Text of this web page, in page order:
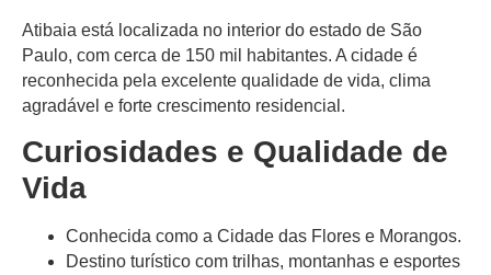
Atibaia está localizada no interior do estado de São
Paulo, com cerca de 150 mil habitantes. A cidade é
reconhecida pela excelente qualidade de vida, clima
agradável e forte crescimento residencial.
Curiosidades e Qualidade de
Vida
Conhecida como a Cidade das Flores e Morangos.
Destino turístico com trilhas, montanhas e esportes